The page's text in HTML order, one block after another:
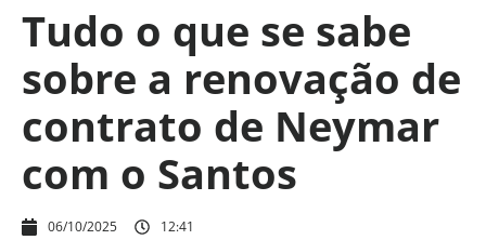
Tudo o que se sabe
sobre a renovação de
contrato de Neymar
com o Santos
06/10/2025 12:41